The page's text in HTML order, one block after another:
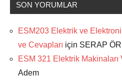
SON YORUMLAR
ESM203 Elektrik ve
ve Cevapları için SERAP
ESM 321 Elektrik Makinaları
Adem